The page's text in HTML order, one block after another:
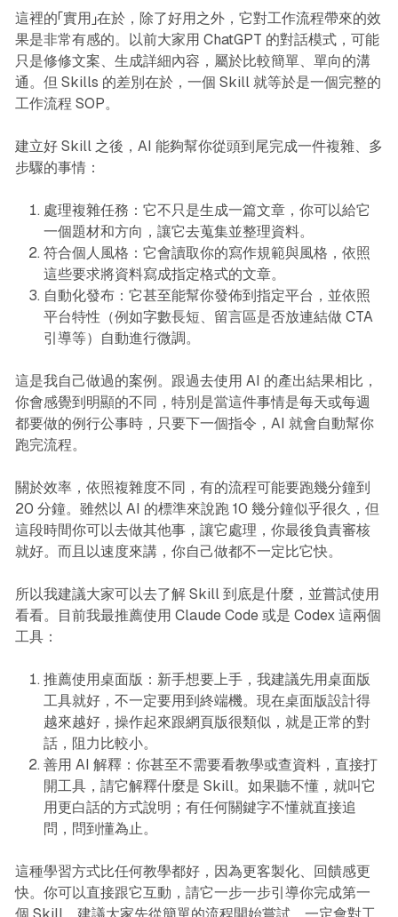
這裡的「實用」在於，除了好用之外，它對工作流程帶來的效
果是非常有感的。以前大家用 ChatGPT 的對話模式，可能
只是修修文案、生成詳細內容，屬於比較簡單、單向的溝
通。但 Skills 的差別在於，一個 Skill 就等於是一個完整的
工作流程 SOP。
建立好 Skill 之後，AI 能夠幫你從頭到尾完成一件複雜、多
步驟的事情：
處理複雜任務：它不只是生成一篇文章，你可以給它
一個題材和方向，讓它去蒐集並整理資料。
符合個人風格：它會讀取你的寫作規範與風格，依照
這些要求將資料寫成指定格式的文章。
自動化發布：它甚至能幫你發佈到指定平台，並依照
平台特性（例如字數長短、留言區是否放連結做 CTA
引導等）自動進行微調。
這是我自己做過的案例。跟過去使用 AI 的產出結果相比，
你會感覺到明顯的不同，特別是當這件事情是每天或每週
都要做的例行公事時，只要下一個指令，AI 就會自動幫你
跑完流程。
關於效率，依照複雜度不同，有的流程可能要跑幾分鐘到
20 分鐘。雖然以 AI 的標準來說跑 10 幾分鐘似乎很久，但
這段時間你可以去做其他事，讓它處理，你最後負責審核
就好。而且以速度來講，你自己做都不一定比它快。
所以我建議大家可以去了解 Skill 到底是什麼，並嘗試使用
看看。目前我最推薦使用 Claude Code 或是 Codex 這兩個
工具：
推薦使用桌面版：新手想要上手，我建議先用桌面版
工具就好，不一定要用到終端機。現在桌面版設計得
越來越好，操作起來跟網頁版很類似，就是正常的對
話，阻力比較小。
善用 AI 解釋：你甚至不需要看教學或查資料，直接打
開工具，請它解釋什麼是 Skill。如果聽不懂，就叫它
用更白話的方式說明；有任何關鍵字不懂就直接追
問，問到懂為止。
這種學習方式比任何教學都好，因為更客製化、回饋感更
快。你可以直接跟它互動，請它一步一步引導你完成第一